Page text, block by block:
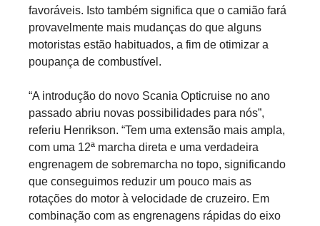
favoráveis. Isto também significa que o camião fará
provavelmente mais mudanças do que alguns
motoristas estão habituados, a fim de otimizar a
poupança de combustível.
“A introdução do novo Scania Opticruise no ano
passado abriu novas possibilidades para nós”,
referiu Henrikson. “Tem uma extensão mais ampla,
com uma 12ª marcha direta e uma verdadeira
engrenagem de sobremarcha no topo, significando
que conseguimos reduzir um pouco mais as
rotações do motor à velocidade de cruzeiro. Em
combinação com as engrenagens rápidas do eixo